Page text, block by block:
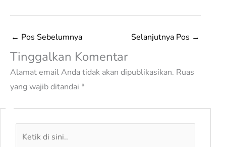
← Pos Sebelumnya Selanjutnya Pos →
Tinggalkan Komentar
Alamat email Anda tidak akan dipublikasikan. Ruas
yang wajib ditandai *